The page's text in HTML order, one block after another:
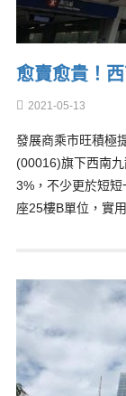
愈賣愈貴！
2021-05-13
發展商乘市旺積極
(00016)旗下西南
3%，不少更於短
座25樓B單位，實